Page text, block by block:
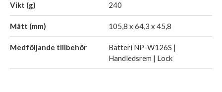
Vikt (g) 240
Mått (mm) 105,8 x 64,3 x 45,8
Medföljande tillbehör
Batteri NP-W126S |
Handledsrem | Lock